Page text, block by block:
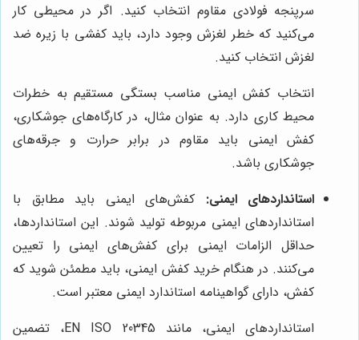
سرپنجه فولادی مقاوم انتخاب کنید. اگر در محیطی کار
می‌کنید که خطر لغزش وجود دارد، باید کفشی با زیره ضد
لغزش انتخاب کنید.
انتخاب کفش ایمنی مناسب بستگی مستقیم به خطرات
محیط کاری دارد. به عنوان مثال، در کارگاه‌های جوشکاری،
کفش ایمنی باید مقاوم در برابر حرارت و جرقه‌های
جوشکاری باشد.
استانداردهای ایمنی: کفش‌های ایمنی باید مطابق با
استانداردهای ایمنی مربوطه تولید شوند. این استانداردها،
حداقل الزامات ایمنی برای کفش‌های ایمنی را تعیین
می‌کنند. در هنگام خرید کفش ایمنی، باید مطمئن شوید که
کفش، دارای گواهینامه استاندارد ایمنی معتبر است.
استانداردهای ایمنی، مانند EN ISO 20345، تضمین